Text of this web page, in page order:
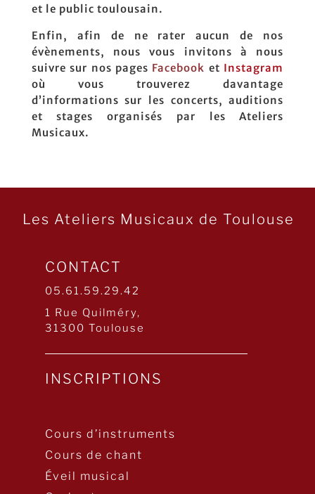
et le public toulousain.
Enfin, afin de ne rater aucun de nos
évènements, nous vous invitons à nous
suivre sur nos pages Facebook et Instagram
où vous trouverez davantage
d’informations sur les concerts, auditions
et stages organisés par les Ateliers
Musicaux.
Les Ateliers Musicaux de Toulouse
CONTACT
05.61.59.29.42
1 Rue Quilméry,
31300 Toulouse
INSCRIPTIONS
Cours d’instruments
Cours de chant
Éveil musical